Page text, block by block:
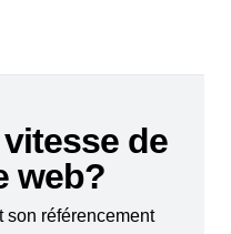
de
web?
son référencement